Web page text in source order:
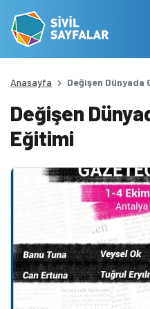
Anasayfa Değişen
Değişen
Eğitimi